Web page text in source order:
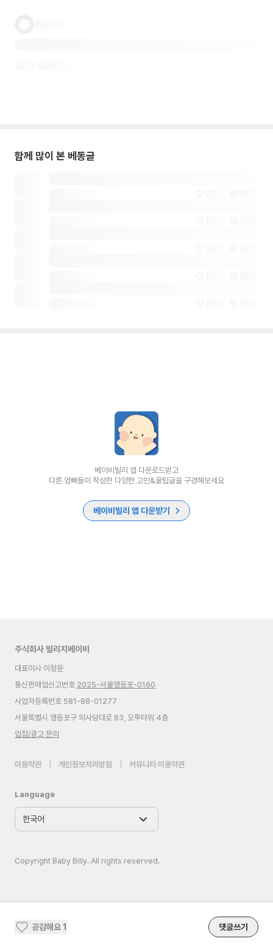
함께 많이 본 베동글
공감해요1 댓글쓰기
베이비빌리 앱 다운로드받고
다른 엄빠들이 작성한 다양한 고민&꿀팁글을 구경해보세요
베이비빌리 앱 다운받기
주식회사 빌리지베이비
대표이사 이정윤
통신판매업신고번호 2025-서울영등포-0160
사업자등록번호 581-88-01277
서울특별시 영등포구 의사당대로 83, 오투타워 4층
입점/광고 문의
이용약관 개인정보처리방침 커뮤니티 이용약관
Language
Copyright Baby Billy. All rights reserved.